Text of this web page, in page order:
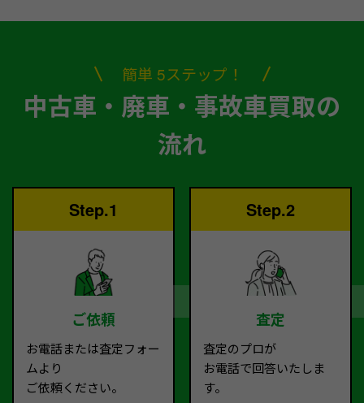
簡単 5ステップ！
中古車・廃車・事故車買取の
流れ
Step.1
ご依頼
お電話または査定フォー
ムより
ご依頼ください。
Step.2
査定
査定のプロが
お電話で回答いたしま
す。